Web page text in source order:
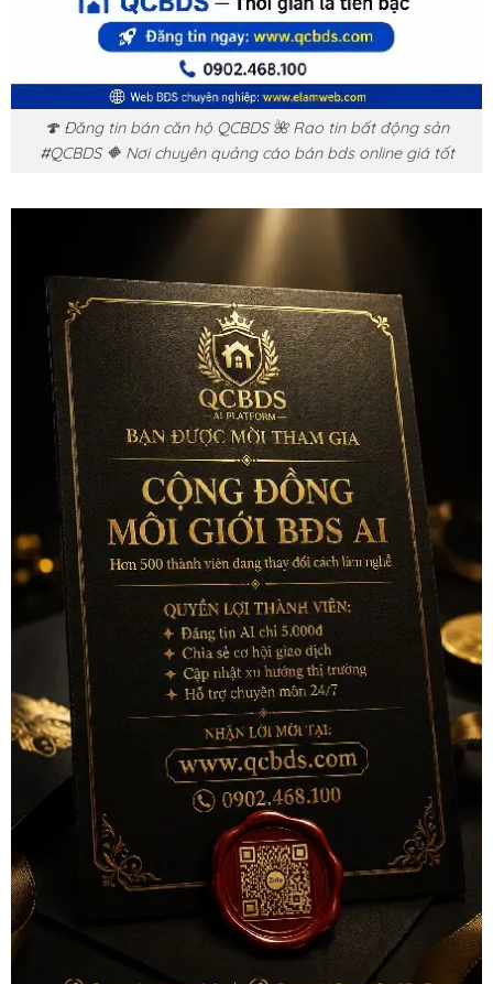
🍄 Đăng tin bán căn hộ QCBDS 🌺 Rao tin bất động sản
#QCBDS 🔶 Nơi chuyên quảng cáo bán bds online giá tốt